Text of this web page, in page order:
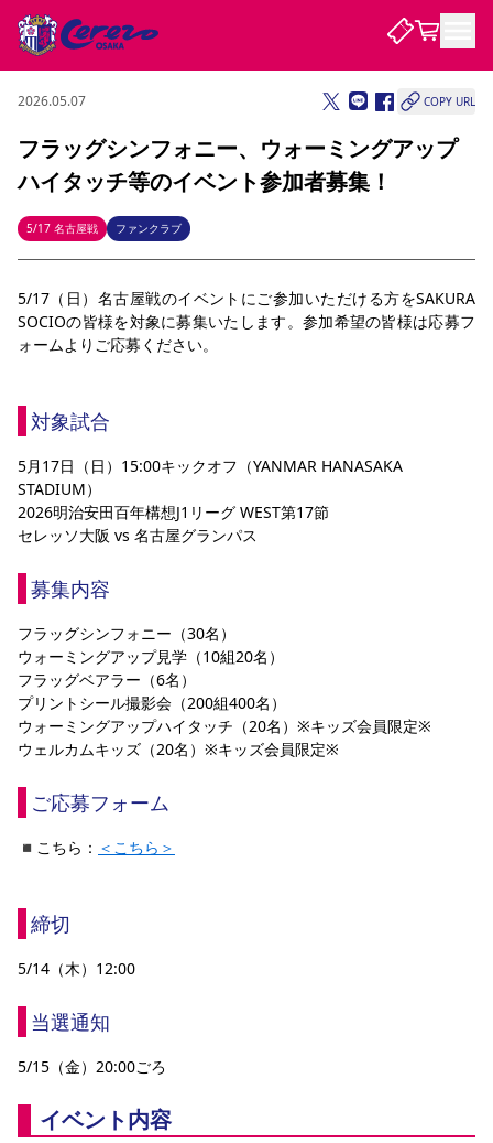
試合・チーム
試合について
試合日程 / 結果 順位表
チームについて
選手・スタッフ スケジュール メディア情報 アクセス
レディース
アカデミー
ハナサカプレーヤー 歴代所属選手
観戦する
チケット
チケット情報 販売スケジュール 価格・席種 購入方法
シーズンシート
法人シーズンシート 福祉サービス 団体チケット
特定興行入場券 譲渡サービス リセールサービス
初めて観戦ガイド
観戦マナー&ルール
スタジアム
YANMAR HANASAKA STADIUM
DAZNで観戦
アウェイツアー
アウェイツアー
よくある質問
よくある質問
クラブを知る
セレッソ大阪について
サポートする
セレッソアイデアちょうだいな 応援商店街
Lise（ライセンスビジネス）
サステナビリティ
活動レポート
スポーツクラブ
スポーツクラブ
関連団体/施設
長居公園 セレッソフットサルパーク セレッソフットサルパーク長居
セレッソスポーツパーク舞洲
YANMAR HANASAKA STADIUM
大人のサッカースクール
ファンクラブ
ファンクラブ
婚姻届・出生届・命名書
ニュース
ニュース
すべて チーム グッズ チケット イベント
ファンクラブ
ホームタウン
パートナー スポーツクラブ
レディース
2026.05.07 COPY URL
フラッグシンフォニー、ウォーミングアップ
ハイタッチ等のイベント参加者募集！
5/17 名古屋戦 ファンクラブ
5/17（日）名古屋戦のイベントにご参加いただける方をSAKURA
SOCIOの皆様を対象に募集いたします。参加希望の皆様は応募フ
ォームよりご応募ください。
対象試合
5月17日（日）15:00キックオフ（YANMAR HANASAKA
STADIUM）
2026明治安田百年構想J1リーグ WEST第17節
セレッソ大阪 vs 名古屋グランパス
募集内容
フラッグシンフォニー（30名）
ウォーミングアップ見学（10組20名）
フラッグベアラー（6名）
プリントシール撮影会（200組400名）
ウォーミングアップハイタッチ（20名）※キッズ会員限定※
ウェルカムキッズ（20名）※キッズ会員限定※
ご応募フォーム
◾️こちら： ＜こちら＞
締切
5/14（木）12:00
当選通知
5/15（金）20:00ごろ
イベント内容